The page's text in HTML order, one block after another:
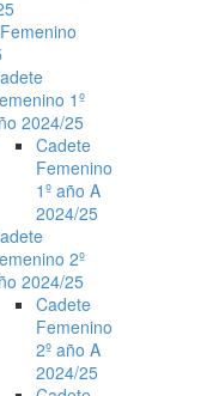
1º
2024/25
Cadete
Femenino
1º año A
2024/25
2º
2024/25
Cadete
Femenino
2º año A
2024/25